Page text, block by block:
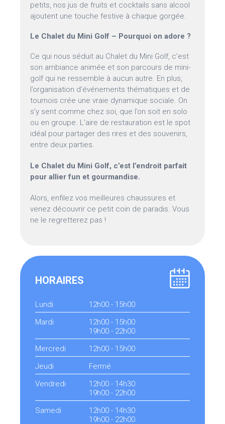
petits, nos jus de fruits et cocktails sans alcool
ajoutent une touche festive à chaque gorgée.
Le Chalet du Mini Golf – Pourquoi on adore ?
Ce qui nous séduit au Chalet du Mini Golf, c’est
son ambiance animée et son parcours de mini-
golf qui ne ressemble à aucun autre. En plus,
l’organisation d’événements thématiques et de
tournois crée une vraie dynamique sociale. On
s’y sent comme chez soi, que l’on soit en solo
ou en groupe. L’aire de restauration est le spot
idéal pour partager des rires et des souvenirs,
entre deux parties.
Le Chalet du Mini Golf, c’est l’endroit parfait
pour allier fun et gourmandise.
Alors, enfilez vos meilleures chaussures et
venez découvrir ce petit coin de paradis. Vous
ne le regretterez pas !
HORAIRES
Lundi
12h00 - 15h00
Mardi
12h00 - 15h00
19h00 - 22h00
Mercredi
12h00 - 15h00
Jeudi
Fermé
Vendredi
12h00 - 14h30
19h00 - 22h00
Samedi
12h00 - 14h30
19h00 - 22h00